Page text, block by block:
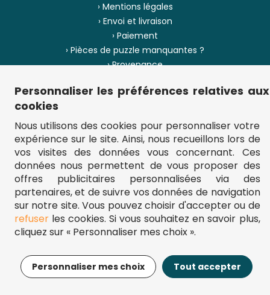
15,95€ Ajouter au panier
› Mentions légales
› Envoi et livraison
› Paiement
› Pièces de puzzle manquantes ?
› Provenance
› Plan du site
** Frais d'envoi = 6,95 € (France) / gratuit à partir de 45 €.
fou-de-puzzle.com : le site référence pour acheter des puzzles de
qualité à bon prix.
© Fou-de-puzzle.com 2011 - 2026
Personnaliser les préférences relatives aux
cookies
Nous utilisons des cookies pour personnaliser votre
expérience sur le site. Ainsi, nous recueillons lors de
vos visites des données vous concernant. Ces
données nous permettent de vous proposer des
offres publicitaires personnalisées via des
partenaires, et de suivre vos données de navigation
sur notre site. Vous pouvez choisir d'accepter ou de
refuserles cookies. Si vous souhaitez en savoir plus,
cliquez sur « Personnaliser mes choix ».
Personnaliser mes choix Tout accepter